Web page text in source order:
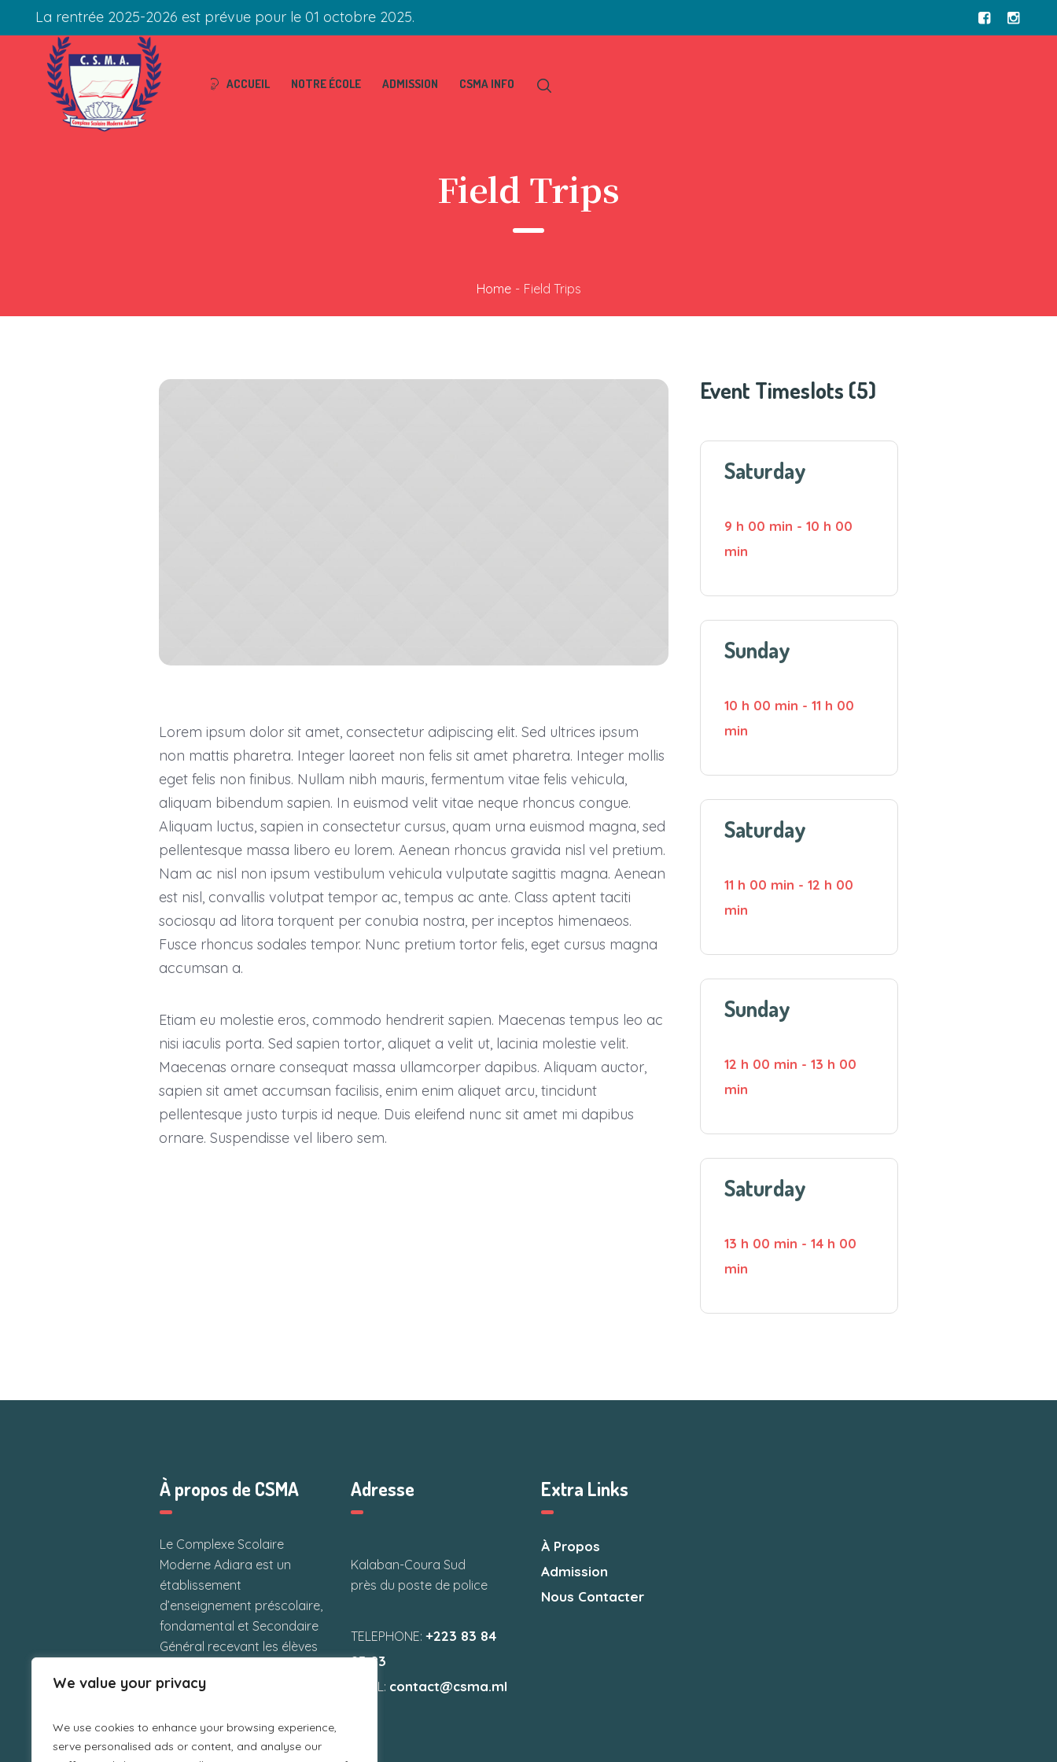
We value your privacy
We use cookies to enhance your browsing experience,
serve personalised ads or content, and analyse our
La rentrée 2025-2026 est prévue pour le 01 octobre 2025.
ACCUEIL NOTRE ÉCOLE ADMISSION CSMA INFO
Field Trips
Home - Field Trips
Lorem ipsum dolor sit amet, consectetur adipiscing elit. Sed ultrices ipsum
non mattis pharetra. Integer laoreet non felis sit amet pharetra. Integer mollis
eget felis non finibus. Nullam nibh mauris, fermentum vitae felis vehicula,
aliquam bibendum sapien. In euismod velit vitae neque rhoncus congue.
Aliquam luctus, sapien in consectetur cursus, quam urna euismod magna, sed
pellentesque massa libero eu lorem. Aenean rhoncus gravida nisl vel pretium.
Nam ac nisl non ipsum vestibulum vehicula vulputate sagittis magna. Aenean
est nisl, convallis volutpat tempor ac, tempus ac ante. Class aptent taciti
sociosqu ad litora torquent per conubia nostra, per inceptos himenaeos.
Fusce rhoncus sodales tempor. Nunc pretium tortor felis, eget cursus magna
accumsan a.
Etiam eu molestie eros, commodo hendrerit sapien. Maecenas tempus leo ac
nisi iaculis porta. Sed sapien tortor, aliquet a velit ut, lacinia molestie velit.
Maecenas ornare consequat massa ullamcorper dapibus. Aliquam auctor,
sapien sit amet accumsan facilisis, enim enim aliquet arcu, tincidunt
pellentesque justo turpis id neque. Duis eleifend nunc sit amet mi dapibus
ornare. Suspendisse vel libero sem.
Event Timeslots (5)
Saturday
9 h 00 min - 10 h 00
min
Sunday
10 h 00 min - 11 h 00
min
Saturday
11 h 00 min - 12 h 00
min
Sunday
12 h 00 min - 13 h 00
min
Saturday
13 h 00 min - 14 h 00
min
À propos de CSMA
Le Complexe Scolaire
Moderne Adiara est un
établissement
d’enseignement préscolaire,
fondamental et Secondaire
Général recevant les élèves
Kalaban-Coura Sud près du
République du Mali.
Adresse
Kalaban-Coura Sud
près du poste de police
TELEPHONE: +223 83 84
83 83
EMAIL: contact@csma.ml
Extra Links
À Propos
Admission
Nous Contacter